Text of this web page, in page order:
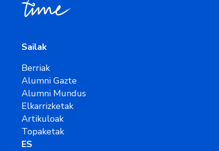
Sailak
Berriak
Alumni Gazte
Alumni Mundus
Elkarrizketak
Artikuloak
Topaketak
ES